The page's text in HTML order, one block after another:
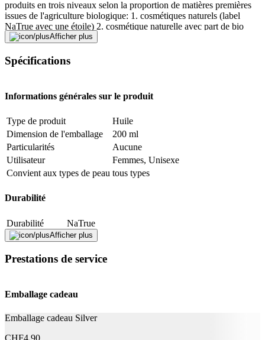
produits en trois niveaux selon la proportion de matières premières
issues de l'agriculture biologique: 1. cosmétiques naturels (label
NaTrue avec une étoile) 2. cosmétique naturelle avec part de bio
(label NaTrue avec deux étoiles) 3. cosmétiques biologiques (label
consommateurs que les produits cosmétiques ont été fabriqués
principalement à partir de substances d'origine botanique, minérale
être réduits au minimum possible.
Description
Signaler des données erronées
Afficher plus
Spécifications
Informations générales sur le produit
Type de produit
Huile
Dimension de l'emballage
200 ml
Particularités
Aucune
Utilisateur
Femmes, Unisexe
Convient aux types de peau tous types
Durabilité
Durabilité
NaTrue
La vie naturelle Oui
Application
Afficher plus
Prestations de service
Emballage cadeau
Emballage cadeau Silver
CHF4.90